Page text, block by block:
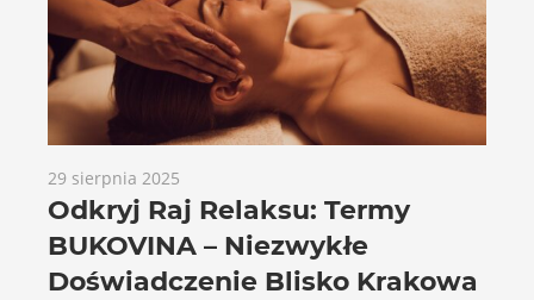
29 sierpnia 2025
Odkryj Raj Relaksu: Termy
BUKOVINA – Niezwykłe
Doświadczenie Blisko Krakowa